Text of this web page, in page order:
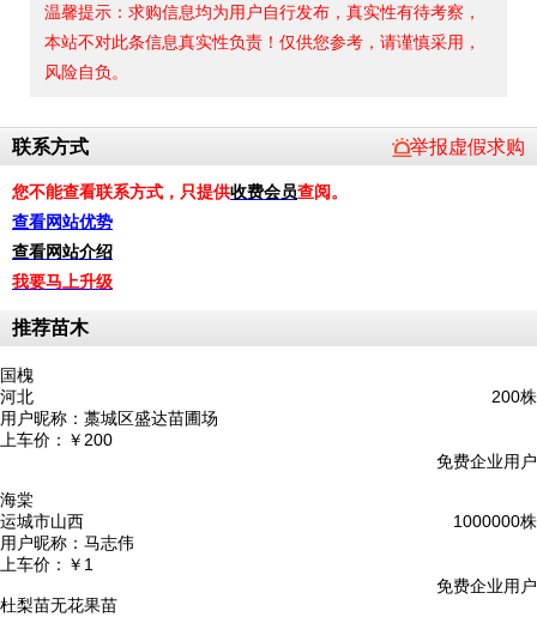
温馨提示：求购信息均为用户自行发布，真实性有待考察，
本站不对此条信息真实性负责！仅供您参考，请谨慎采用，
风险自负。
举报虚假求购
联系方式
您不能查看联系方式，只提供收费会员查阅。
查看网站优势
查看网站介绍
我要马上升级
推荐苗木
国槐
200株
河北
用户昵称： 藁城区盛达苗圃场
上车价： ￥200
免费企业用户
海棠
1000000株
运城市山西
用户昵称： 马志伟
上车价： ￥1
免费企业用户
杜梨苗无花果苗